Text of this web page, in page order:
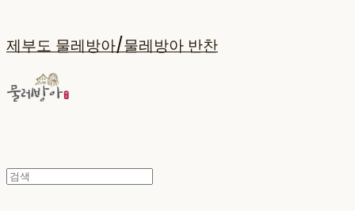
제부도 물레방아/물레방아 반찬